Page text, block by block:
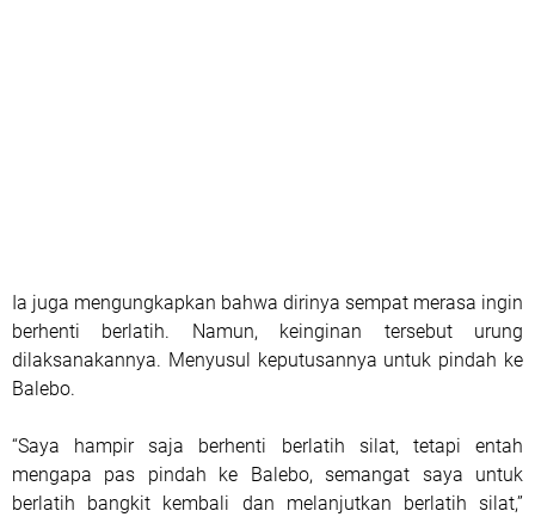
Ia juga mengungkapkan bahwa dirinya sempat merasa ingin
berhenti berlatih. Namun, keinginan tersebut urung
dilaksanakannya. Menyusul keputusannya untuk pindah ke
Balebo.
“Saya hampir saja berhenti berlatih silat, tetapi entah
mengapa pas pindah ke Balebo, semangat saya untuk
berlatih bangkit kembali dan melanjutkan berlatih silat,”